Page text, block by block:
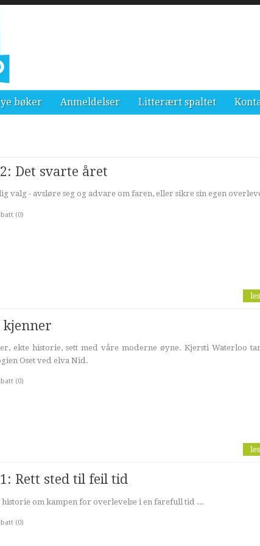
bøker Anmeldelser Litterært spaltet
Det svarte året
valg - avsløre seg og advare om faren, eller sikre sin egen
(0)
kjenner
ekte historie, sett med våre moderne øyne. Kjersti Waterloo
Oset ved elva Nid.
(0)
Rett sted til feil tid
historie om kampen for overlevelse i en farefull tid ...
(0)